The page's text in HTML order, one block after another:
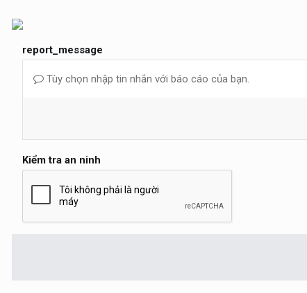
report_message
Tùy chọn nhập tin nhắn với báo cáo của bạn.
Kiểm tra an ninh